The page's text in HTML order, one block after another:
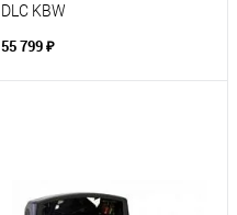
DLC KBW
55 799 ₽